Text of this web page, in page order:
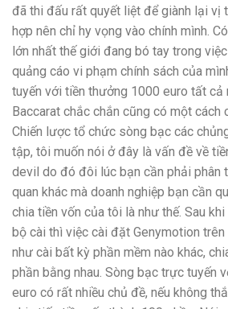
đã thi đấu rất quyết liệt để giành lại vị
hợp nên chỉ hy vọng vào chính mình.
lớn nhất thế giới đang bó tay trong
quảng cáo vi phạm chính sách của
tuyến với tiền thưởng 1000 euro tất cả
Baccarat chắc chắn cũng có một cách
Chiến lược tổ chức sòng bạc các
tập, tôi muốn nói ở đây là vấn đề về
devil do đó đôi lúc bạn cần phải phân
quan khác mà doanh nghiệp bạn cần
chia tiền vốn của tôi là như thế. Sau
bộ cài thì việc cài đặt Genymotion
như cài bất kỳ phần mềm nào khác,
phần bằng nhau. Sòng bạc trực tuyến
euro có rất nhiều chủ đề, nếu không